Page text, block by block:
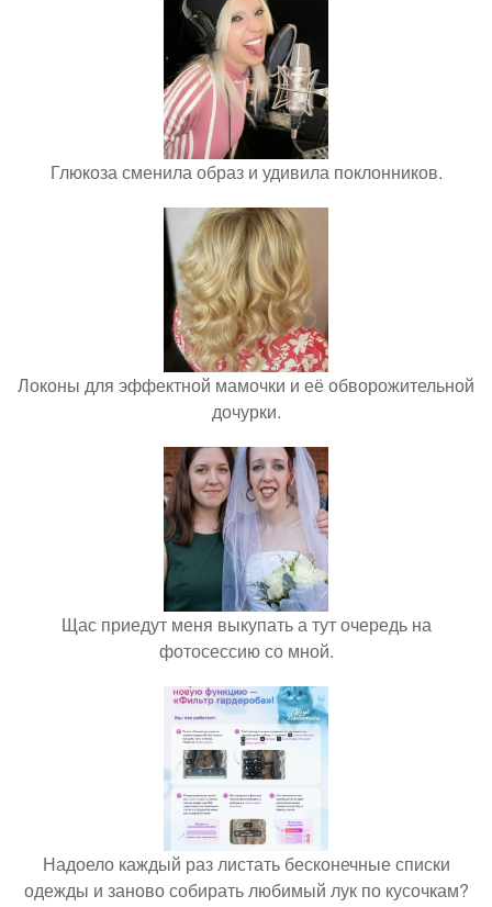
Глюкоза сменила образ и удивила поклонников.
Локоны для эффектной мамочки и её обворожительной
дочурки.
Щас приедут меня выкупать а тут очередь на
фотосессию со мной.
Надоело каждый раз листать бесконечные списки
одежды и заново собирать любимый лук по кусочкам?